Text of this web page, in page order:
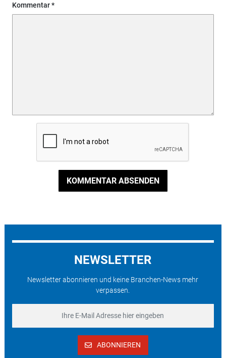
Kommentar
KOMMENTAR ABSENDEN
NEWSLETTER
Newsletter abonnieren und keine Branchen-News mehr
verpassen.
ABONNIEREN